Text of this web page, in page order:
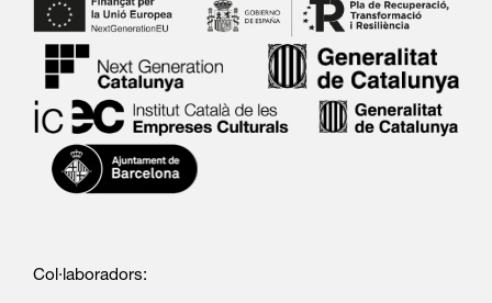
Col·laboradors: